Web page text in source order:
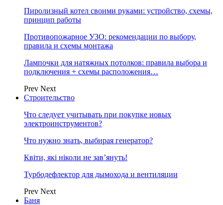
Пиролизный котел своими руками: устройство, схемы,
принцип работы
Противопожарное УЗО: рекомендации по выбору,
правила и схемы монтажа
Лампочки для натяжных потолков: правила выбора и
подключения + схемы расположения…
Prev Next
Строительство
Что следует учитывать при покупке новых
электроинструментов?
Что нужно знать, выбирая генератор?
Квіти, які ніколи не зав’януть!
Турбодефлектор для дымохода и вентиляции
Prev Next
Баня